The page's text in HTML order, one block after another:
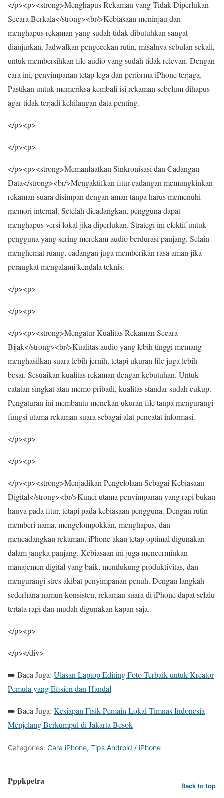
</p><p><strong>Menghapus Rekaman yang Tidak Diperlukan
Secara Berkala</strong><br/>Kebiasaan meninjau dan
menghapus rekaman yang sudah tidak dibutuhkan sangat
dianjurkan. Jadwalkan pengecekan rutin, misalnya sebulan sekali,
untuk membersihkan file audio yang sudah tidak relevan. Dengan
cara ini, penyimpanan tetap lega dan performa iPhone terjaga.
Pastikan untuk memeriksa kembali isi rekaman sebelum dihapus
agar tidak terjadi kehilangan data penting.
</p><p>
</p><p>
</p><p><strong>Memanfaatkan Sinkronisasi dan Cadangan
Data</strong><br/>Mengaktifkan fitur cadangan memungkinkan
rekaman suara disimpan dengan aman tanpa harus memenuhi
memori internal. Setelah dicadangkan, pengguna dapat
menghapus versi lokal jika diperlukan. Strategi ini efektif untuk
pengguna yang sering merekam audio berdurasi panjang. Selain
menghemat ruang, cadangan juga memberikan rasa aman jika
perangkat mengalami kendala teknis.
</p><p>
</p><p>
</p><p><strong>Mengatur Kualitas Rekaman Secara
Bijak</strong><br/>Kualitas audio yang lebih tinggi memang
menghasilkan suara lebih jernih, tetapi ukuran file juga lebih
besar. Sesuaikan kualitas rekaman dengan kebutuhan. Untuk
catatan singkat atau memo pribadi, kualitas standar sudah cukup.
Pengaturan ini membantu menekan ukuran file tanpa mengurangi
fungsi utama rekaman suara sebagai alat pencatat informasi.
</p><p>
</p><p>
</p><p><strong>Menjadikan Pengelolaan Sebagai Kebiasaan
Digital</strong><br/>Kunci utama penyimpanan yang rapi bukan
hanya pada fitur, tetapi pada kebiasaan pengguna. Dengan rutin
memberi nama, mengelompokkan, menghapus, dan
mencadangkan rekaman, iPhone akan tetap optimal digunakan
dalam jangka panjang. Kebiasaan ini juga mencerminkan
manajemen digital yang baik, mendukung produktivitas, dan
mengurangi stres akibat penyimpanan penuh. Dengan langkah
sederhana namun konsisten, rekaman suara di iPhone dapat selalu
tertata rapi dan mudah digunakan kapan saja.
</p><p>
</p></div>
➡️ Baca Juga: Ulasan Laptop Editing Foto Terbaik untuk Kreator
Pemula yang Efisien dan Handal
➡️ Baca Juga: Kesiapan Fisik Pemain Lokal Timnas Indonesia
Menjelang Berkumpul di Jakarta Besok
Categories: Cara iPhone, Tips Android / iPhone
Pppkpetra Back to top